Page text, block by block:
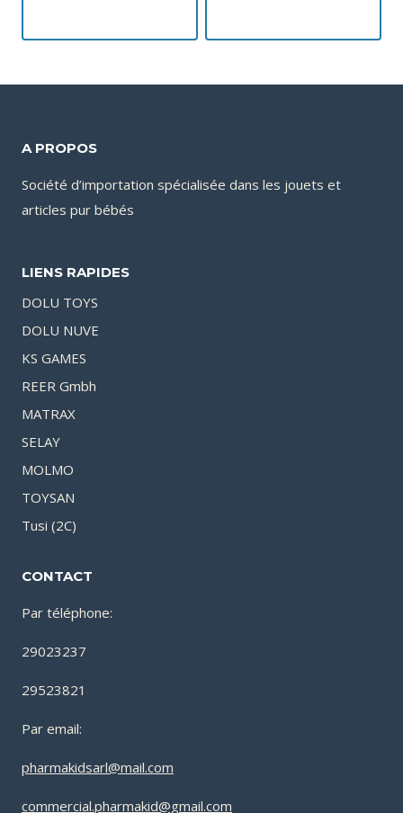
A PROPOS
Société d’importation spécialisée dans les jouets et
articles pur bébés
LIENS RAPIDES
DOLU TOYS
DOLU NUVE
KS GAMES
REER Gmbh
MATRAX
SELAY
MOLMO
TOYSAN
Tusi (2C)
CONTACT
Par téléphone:
29023237
29523821
Par email:
pharmakidsarl@mail.com
commercial.pharmakid@gmail.com